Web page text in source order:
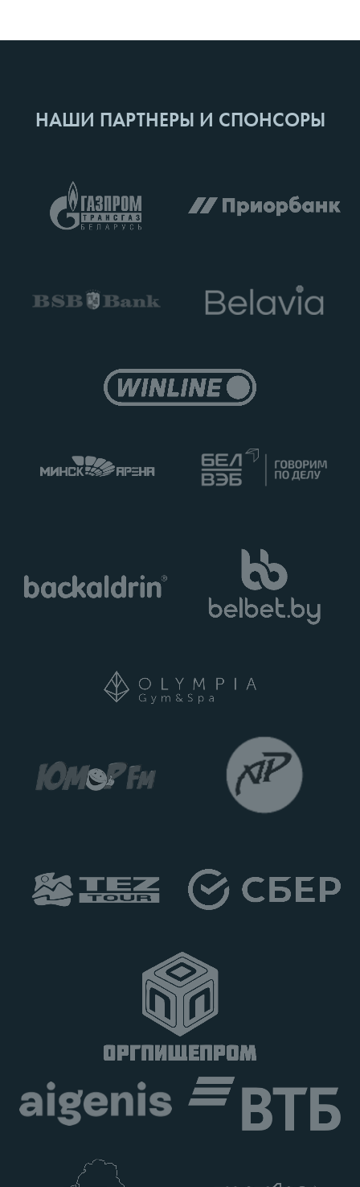
НАШИ ПАРТНЕРЫ И СПОНСОРЫ